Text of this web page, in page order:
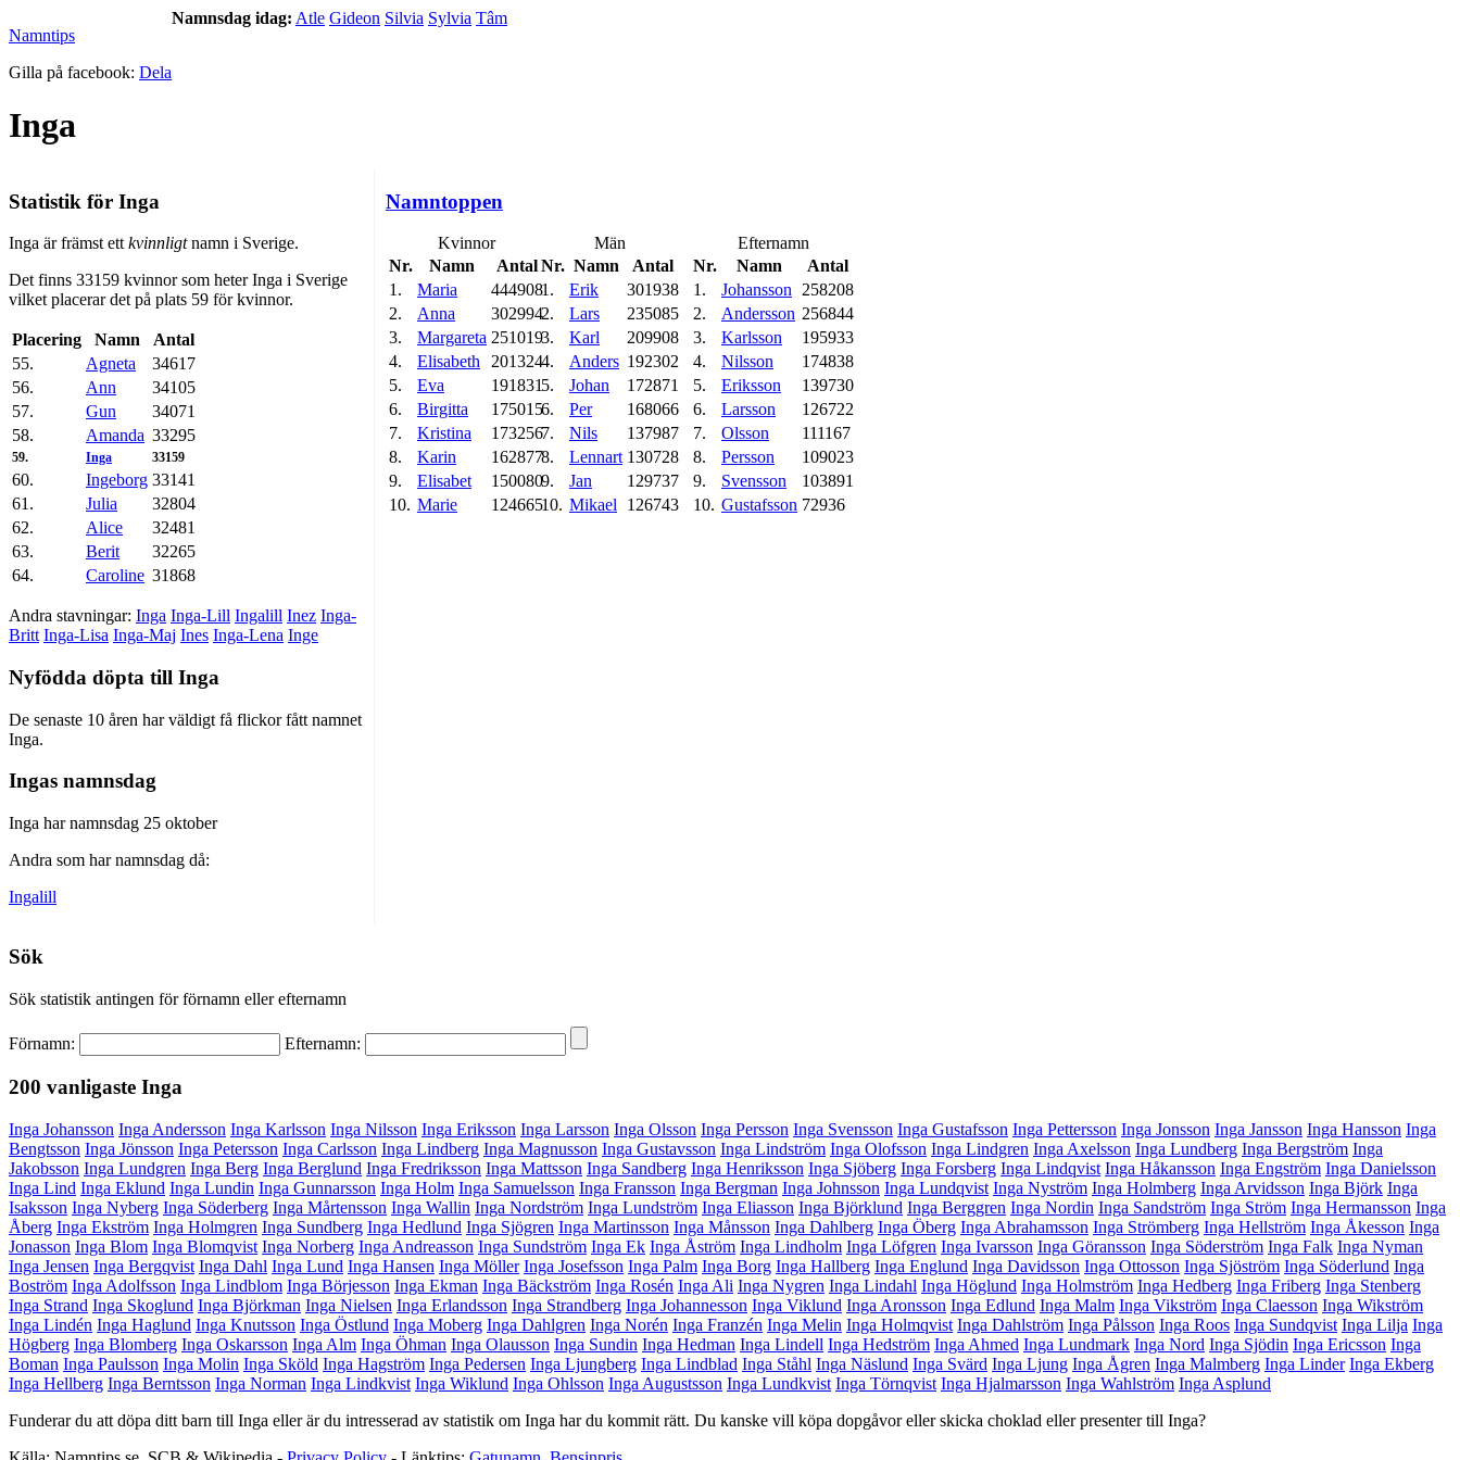
Namntips
Gilla på facebook: Dela
Namnsdag idag: Atle Gideon Silvia Sylvia Tâm
Inga
Statistik för Inga
Inga är främst ett kvinnligtnamn i Sverige.
Det finns 33159 kvinnor som heter Inga i Sverige
vilket placerar det på plats 59 för kvinnor.
Placering Namn
Antal
55.
Agneta
34617
56.
Ann
34105
57.
Gun
34071
58.
Amanda 33295
59. Inga 33159
60. Ingeborg 33141
61.
Julia
32804
62.
Alice
32481
63.
Berit
32265
64.
Caroline 31868
Andra stavningar: Inga Inga-Lill Ingalill Inez Inga-
Britt Inga-Lisa Inga-Maj Ines Inga-Lena Inge
Nyfödda döpta till Inga
De senaste 10 åren har väldigt få flickor fått namnet
Inga.
Ingas namnsdag
Inga har namnsdag 25 oktober
Andra som har namnsdag då:
Ingalill
Namntoppen
Kvinnor
Nr.
Namn
Antal
1.
Maria
444908
2.
Anna
302994
3.
Margareta 251019
4.
Elisabeth
201324
5.
Eva
191831
6.
Birgitta
175015
7.
Kristina
173256
8.
Karin
162877
9.
Elisabet
150080
10. Marie 124665
Män
Nr. Namn
Antal
1.
Erik
301938
2.
Lars
235085
3.
Karl
209908
4.
Anders 192302
5.
Johan
172871
6.
Per
168066
7.
Nils
137987
8.
Lennart 130728
9.
Jan
129737
10. Mikael 126743
Efternamn
Nr.
Namn
Antal
1.
Johansson
258208
2.
Andersson 256844
3.
Karlsson
195933
4.
Nilsson
174838
5.
Eriksson
139730
6.
Larsson
126722
7.
Olsson
111167
8.
Persson
109023
9.
Svensson
103891
10. Gustafsson 72936
Sök
Sök statistik antingen för förnamn eller efternamn
Förnamn: Efternamn:
200 vanligaste Inga
Inga Johansson Inga Andersson Inga Karlsson Inga Nilsson Inga Eriksson Inga Larsson Inga Olsson Inga Persson Inga Svensson Inga Gustafsson Inga Pettersson Inga Jonsson Inga Jansson Inga Hansson Inga
Bengtsson Inga Jönsson Inga Petersson Inga Carlsson Inga Lindberg Inga Magnusson Inga Gustavsson Inga Lindström Inga Olofsson Inga Lindgren Inga Axelsson Inga Lundberg Inga Bergström Inga
Jakobsson Inga Lundgren Inga Berg Inga Berglund Inga Fredriksson Inga Mattsson Inga Sandberg Inga Henriksson Inga Sjöberg Inga Forsberg Inga Lindqvist Inga Håkansson Inga Engström Inga Danielsson
Inga Lind Inga Eklund Inga Lundin Inga Gunnarsson Inga Holm Inga Samuelsson Inga Fransson Inga Bergman Inga Johnsson Inga Lundqvist Inga Nyström Inga Holmberg Inga Arvidsson Inga Björk Inga
Isaksson Inga Nyberg Inga Söderberg Inga Mårtensson Inga Wallin Inga Nordström Inga Lundström Inga Eliasson Inga Björklund Inga Berggren Inga Nordin Inga Sandström Inga Ström Inga Hermansson Inga
Åberg Inga Ekström Inga Holmgren Inga Sundberg Inga Hedlund Inga Sjögren Inga Martinsson Inga Månsson Inga Dahlberg Inga Öberg Inga Abrahamsson Inga Strömberg Inga Hellström Inga Åkesson Inga
Jonasson Inga Blom Inga Blomqvist Inga Norberg Inga Andreasson Inga Sundström Inga Ek Inga Åström Inga Lindholm Inga Löfgren Inga Ivarsson Inga Göransson Inga Söderström Inga Falk Inga Nyman
Inga Jensen Inga Bergqvist Inga Dahl Inga Lund Inga Hansen Inga Möller Inga Josefsson Inga Palm Inga Borg Inga Hallberg Inga Englund Inga Davidsson Inga Ottosson Inga Sjöström Inga Söderlund Inga
Boström Inga Adolfsson Inga Lindblom Inga Börjesson Inga Ekman Inga Bäckström Inga Rosén Inga Ali Inga Nygren Inga Lindahl Inga Höglund Inga Holmström Inga Hedberg Inga Friberg Inga Stenberg
Inga Strand Inga Skoglund Inga Björkman Inga Nielsen Inga Erlandsson Inga Strandberg Inga Johannesson Inga Viklund Inga Aronsson Inga Edlund Inga Malm Inga Vikström Inga Claesson Inga Wikström
Inga Lindén Inga Haglund Inga Knutsson Inga Östlund Inga Moberg Inga Dahlgren Inga Norén Inga Franzén Inga Melin Inga Holmqvist Inga Dahlström Inga Pålsson Inga Roos Inga Sundqvist Inga Lilja Inga
Högberg Inga Blomberg Inga Oskarsson Inga Alm Inga Öhman Inga Olausson Inga Sundin Inga Hedman Inga Lindell Inga Hedström Inga Ahmed Inga Lundmark Inga Nord Inga Sjödin Inga Ericsson Inga
Boman Inga Paulsson Inga Molin Inga Sköld Inga Hagström Inga Pedersen Inga Ljungberg Inga Lindblad Inga Ståhl Inga Näslund Inga Svärd Inga Ljung Inga Ågren Inga Malmberg Inga Linder Inga Ekberg
Inga Hellberg Inga Berntsson Inga Norman Inga Lindkvist Inga Wiklund Inga Ohlsson Inga Augustsson Inga Lundkvist Inga Törnqvist Inga Hjalmarsson Inga Wahlström Inga Asplund
Funderar du att döpa ditt barn till Inga eller är du intresserad av statistik om Inga har du kommit rätt. Du kanske vill köpa dopgåvor eller skicka choklad eller presenter till Inga?